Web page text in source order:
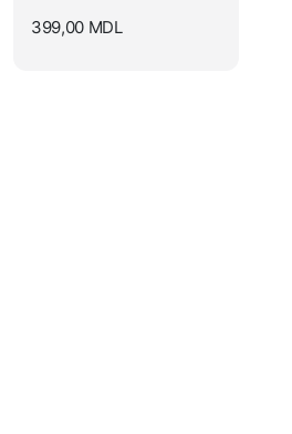
399,00 MDL